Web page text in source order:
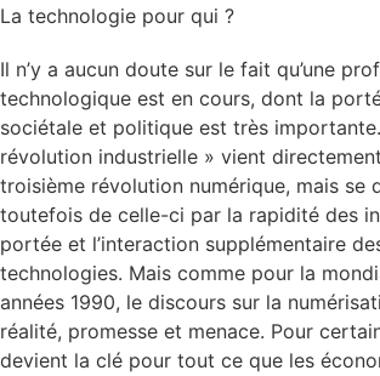
La technologie pour qui ?
Il n’y a aucun doute sur le fait qu’une
technologique est en cours, dont la
sociétale et politique est très
révolution industrielle » vient
troisième révolution numérique, mais se
toutefois de celle-ci par la rapidité des
portée et l’interaction supplémentaire
technologies. Mais comme pour la
années 1990, le discours sur la
réalité, promesse et menace. Pour
devient la clé pour tout ce que les